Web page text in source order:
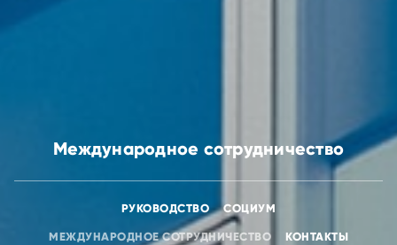
Международное сотрудничество
РУКОВОДСТВО
СОЦИУМ
МЕЖДУНАРОДНОЕ СОТРУДНИЧЕСТВО
КОНТАКТЫ